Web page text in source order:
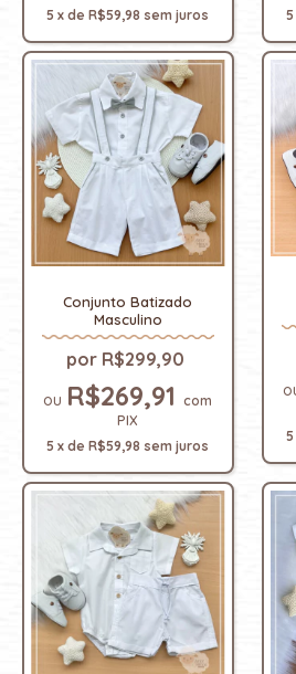
5 xdeR$59,98 sem juros
5
Conjunto Batizado
Masculino
R$299,90
R$269,91com
PIX
5 xdeR$59,98 sem juros
5